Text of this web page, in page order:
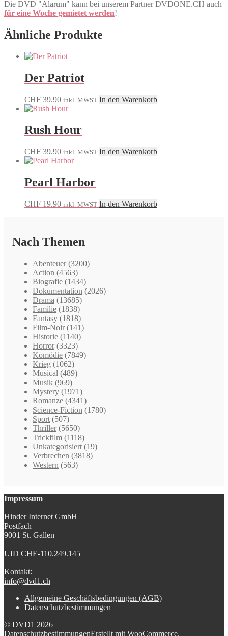
Die DVD "Alarum" kann bei unserem Partner DVDONE.CH auch
für eine Woche gemietet werden!
Ähnliche Produkte
Der Patriot
CHF 39.90 inkl. MWST In den Warenkorb
Rush Hour
CHF 39.90 inkl. MWST In den Warenkorb
Pearl Harbor
CHF 19.90 inkl. MWST In den Warenkorb
Nach Themen
Abenteuer (3200)
Action (4563)
Biografie (1434)
Dokumentation (2026)
Drama (13685)
Familie (1838)
Fantasy (1818)
Film-Noir (141)
Historie (1140)
Horror (3323)
Komödie (7849)
Krieg (1062)
Musical (489)
Musik (969)
Mystery (1971)
Romanze (4341)
Science-Fiction (1780)
Sport (507)
Thriller (5650)
Trickfilm (1118)
Unkategorisiert (19)
Verbrechen (3818)
Western (563)
Impressum
Hinder Internet GmbH
Postfach
9001 St. Gallen
UID CHE-110.249.145
Kontakt:
info@dvd1.ch
Allgemeine Geschäftsbedingungen (AGB)
Datenschutzbestimmungen
© DVD1 2026
DatenschutzbestimmungenErstellt mit WooCommerce.